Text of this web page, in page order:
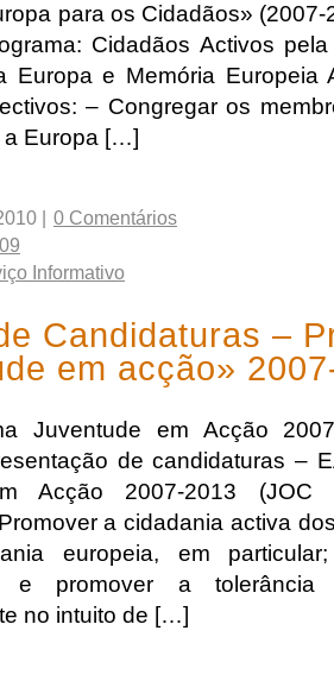
para os Cidadãos»
Cidadãos Activos
Europa e Memória Europeia
– Congregar os
a Europa […]
|
0 Comentários
Informativo
Candidaturas –
em acção»
Juventude em Acção
de candidaturas –
Acção 2007-2013 (JOC
a cidadania activa
europeia, em
e promover a
no intuito de […]